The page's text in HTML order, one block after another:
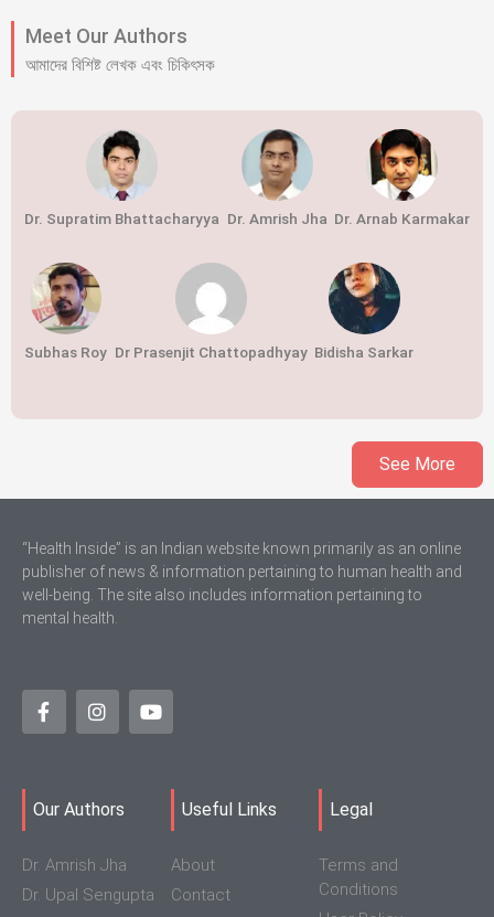
Meet Our Authors
আমাদের বিশিষ্ট লেখক এবং চিকিৎসক
Dr. Supratim Bhattacharyya Dr. Amrish Jha Dr. Arnab Karmakar
Subhas Roy Dr Prasenjit Chattopadhyay Bidisha Sarkar
See More
“Health Inside” is an Indian website known primarily as an online
publisher of news & information pertaining to human health and
well-being. The site also includes information pertaining to
mental health.
Our Authors
Dr. Amrish Jha
Dr. Upal Sengupta
Useful Links
About
Contact
Legal
Terms and
Conditions